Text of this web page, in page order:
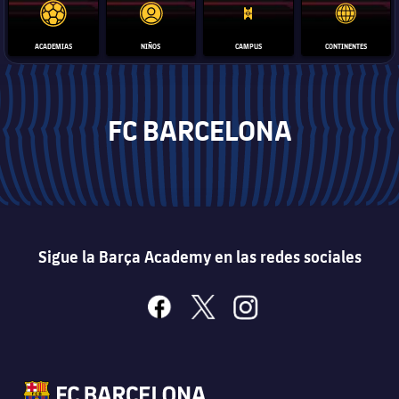
ACADEMIAS NIÑOS CAMPUS CONTINENTES
FC BARCELONA
Sigue la Barça Academy en las redes sociales
facebook
x instagram